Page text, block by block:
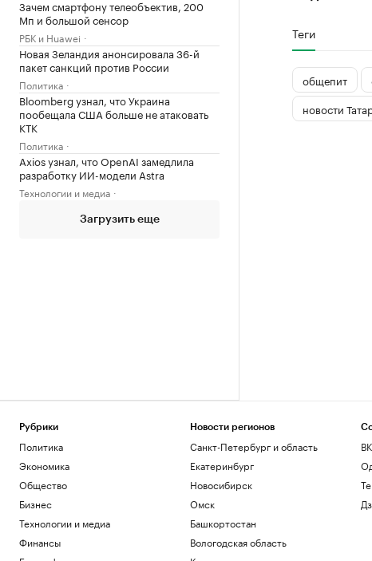
Зачем смартфону телеобъектив, 200
Мп и большой сенсор
РБК и Huawei
Новая Зеландия анонсировала 36-й
пакет санкций против России
Политика
Bloomberg узнал, что Украина
пообещала США больше не атаковать
КТК
Политика
Axios узнал, что OpenAI замедлила
разработку ИИ-модели Astra
Технологии и медиа
Загрузить еще
Теги
общепит
новости
Рубрики
Политика
Экономика
Общество
Бизнес
Технологии и медиа
Финансы
Новости регионов
Санкт-Петербург и область
Екатеринбург
Новосибирск
Омск
Башкортостан
Вологодская область